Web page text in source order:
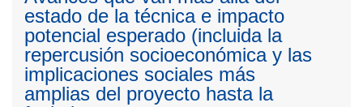
estado de la técnica e impacto
potencial esperado (incluida la
repercusión socioeconómica y las
implicaciones sociales más
amplias del proyecto hasta la